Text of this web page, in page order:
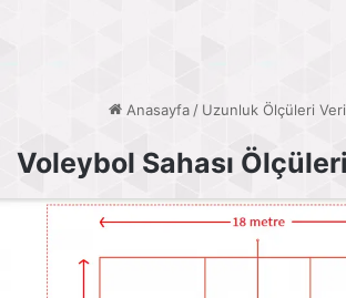
Anasayfa / Uzunluk Ölçüleri
Voleybol Sahası